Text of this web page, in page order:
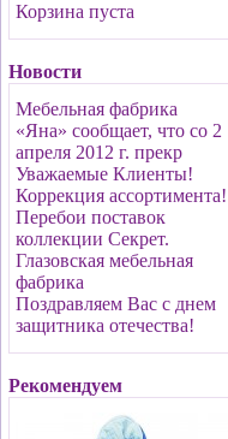
Корзина пуста
Новости
Мебельная фабрика
«Яна» сообщает, что со 2
апреля 2012 г. прекр
Уважаемые Клиенты!
Коррекция ассортимента!
Перебои поставок
коллекции Секрет.
Глазовская мебельная
фабрика
Поздравляем Вас с днем
защитника отечества!
Рекомендуем